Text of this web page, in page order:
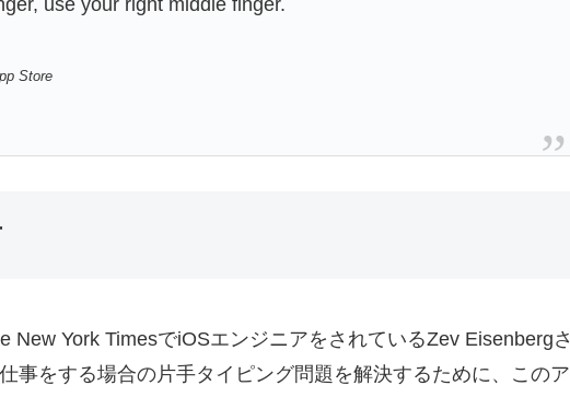
Store
York TimesでiOSエンジニアをされているZev Eisenbergさ
仕事をする場合の片手タイピング問題を解決するために、このア